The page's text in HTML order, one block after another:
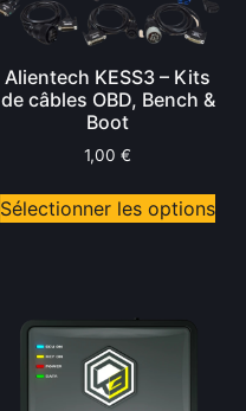
Alientech KESS3 – Kits
de câbles OBD, Bench &
Boot
1,00 €
Sélectionner les options